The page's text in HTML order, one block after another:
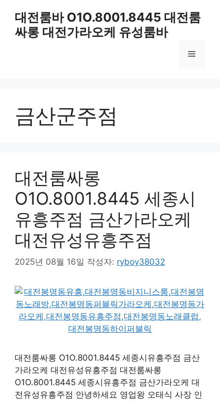
대전룸바 O1O.8001.8445 대전룸
싸롱 대전가라오케 유성룸바
메
금산군주점
대전룸싸롱
O1O.8001.8445 세종시
유흥주점 금산가라오케
대전유성유흥주점
2025년 08월 16일 작성자: ryboy38032
대전룸싸롱 O1O.8001.8445 세종시유흥주점 금산
가라오케 대전유성유흥주점 대전룸싸롱
O1O.8001.8445 세종시유흥주점 금산가라오케 대
전유성유흥주점 안녕하세요 영업왕 오태식 사장 인